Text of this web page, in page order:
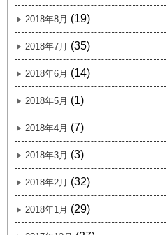
2018年8月 (19)
2018年7月 (35)
2018年6月 (14)
2018年5月 (1)
2018年4月 (7)
2018年3月 (3)
2018年2月 (32)
2018年1月 (29)